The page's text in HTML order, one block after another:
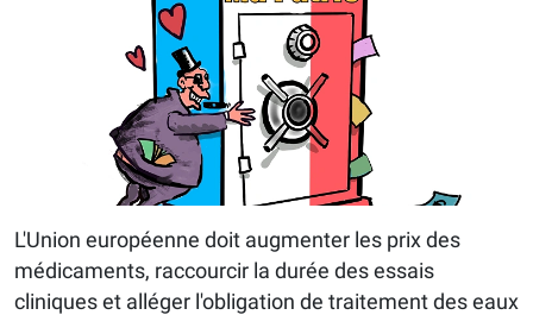
L'Union européenne doit augmenter les prix des
médicaments, raccourcir la durée des essais
cliniques et alléger l'obligation de traitement des eaux